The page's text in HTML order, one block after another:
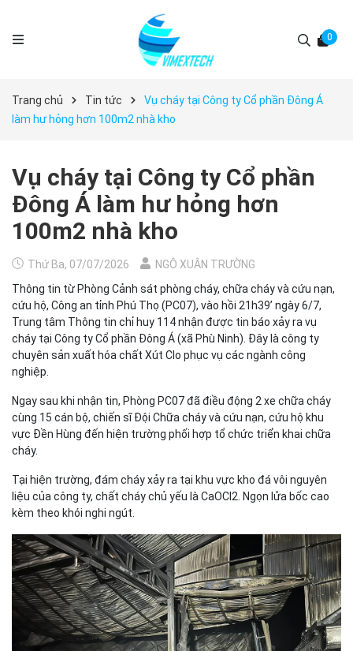
0
Trang chủ Tin tức
Vụ cháy tại Công ty Cổ phần Đông Á
làm hư hỏng hơn 100m2 nhà kho
Vụ cháy tại Công ty Cổ phần
Đông Á làm hư hỏng hơn
100m2 nhà kho
Thứ Ba, 07/07/2026
NGÔ XUÂN TRƯỜNG
Thông tin từ Phòng Cảnh sát phòng cháy, chữa cháy và cứu nạn,
cứu hộ, Công an tỉnh Phú Thọ (PC07), vào hồi 21h39’ ngày 6/7,
Trung tâm Thông tin chỉ huy 114 nhận được tin báo xảy ra vụ
cháy tại Công ty Cổ phần Đông Á (xã Phù Ninh). Đây là công ty
chuyên sản xuất hóa chất Xút Clo phục vụ các ngành công
nghiệp.
Ngay sau khi nhận tin, Phòng PC07 đã điều động 2 xe chữa cháy
cùng 15 cán bộ, chiến sĩ Đội Chữa cháy và cứu nạn, cứu hộ khu
vực Đền Hùng đến hiện trường phối hợp tổ chức triển khai chữa
cháy.
Tại hiện trường, đám cháy xảy ra tại khu vực kho đá vôi nguyên
liệu của công ty, chất cháy chủ yếu là CaOCl2. Ngọn lửa bốc cao
kèm theo khói nghi ngút.